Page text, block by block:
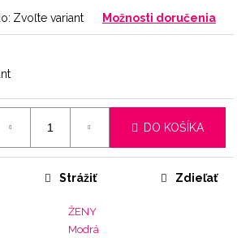
Zvoľte variant Možnosti doručenia
DO KOŠÍKA
ŽENY
Modrá
Strážiť Zdieľať